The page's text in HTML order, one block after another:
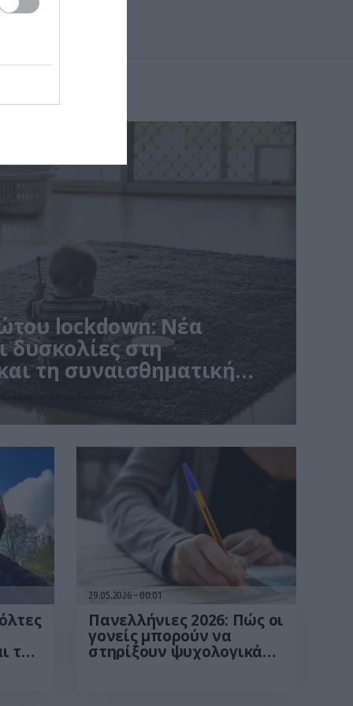
lockdown: Νέα
δυσκολίες στη
τη συναισθηματική
έζησαν ένα ιδιαίτερα διαφορετικό πρώτο έτος ζωής
της
29.05.2026 00:01
Πανελλήνιες 2026: Πώς οι
γονείς μπορούν να
στηρίξουν ψυχολογικά